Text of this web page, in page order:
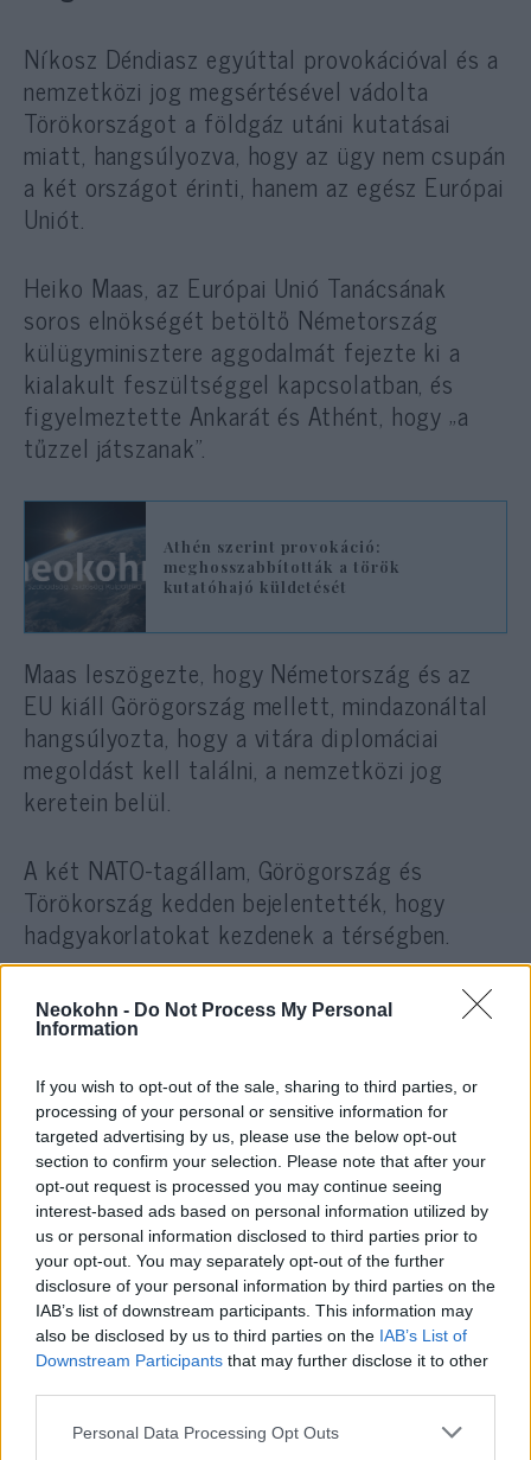
Neokohn - Do Not Process My Personal
Information
If you wish to opt-out of the sale, sharing to third parties, or
processing of your personal or sensitive information for
targeted advertising by us, please use the below opt-out
section to confirm your selection. Please note that after your
opt-out request is processed you may continue seeing
interest-based ads based on personal information utilized by
us or personal information disclosed to third parties prior to
your opt-out. You may separately opt-out of the further
disclosure of your personal information by third parties on the
IAB’s list of downstream participants. This information may
also be disclosed by us to third parties on the IAB’s List of
Downstream Participants that may further disclose it to other
Please note that this website/app uses one or more Google
Personal Data Processing Opt Outs
Níkosz Déndiasz egyúttal provokációval és a
nemzetközi jog megsértésével vádolta
Törökországot a földgáz utáni kutatásai
miatt, hangsúlyozva, hogy az ügy nem csupán
a két országot érinti, hanem az egész Európai
Uniót.
Heiko Maas, az Európai Unió Tanácsának
soros elnökségét betöltő Németország
külügyminisztere aggodalmát fejezte ki a
kialakult feszültséggel kapcsolatban, és
figyelmeztette Ankarát és Athént, hogy „a
tűzzel játszanak”.
Athén szerint provokáció:
meghosszabbították a török
kutatóhajó küldetését
Maas leszögezte, hogy Németország és az
EU kiáll Görögország mellett, mindazonáltal
hangsúlyozta, hogy a vitára diplomáciai
megoldást kell találni, a nemzetközi jog
keretein belül.
A két NATO-tagállam, Görögország és
Törökország kedden bejelentették, hogy
hadgyakorlatokat kezdenek a térségben.
Athén és Ankara közt régóta vita
térségben felfedezett
földgázmezők pedig tovább
mélyítik az ellentétet.
Recep Tayyip Erdogan török elnök augusztus
közepén jelentette be, hogy országa újrakezdi
a földgáz utáni kutatásokat a Földközi-
tenger keleti medencéjében.
Az elmúlt időszak török próbafúrásai a